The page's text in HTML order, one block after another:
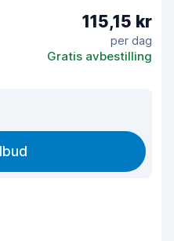
115,15 kr
per dag
Gratis avbestilling